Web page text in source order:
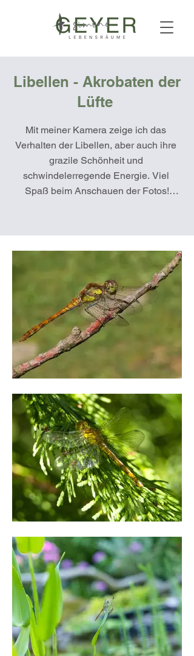
Libellen - Akrobaten der
Lüfte
Mit meiner Kamera zeige ich das
Verhalten der Libellen, aber auch ihre
grazile Schönheit und
schwindelerregende Energie. Viel
Spaß beim Anschauen der Fotos!
Überlebenskünstler und faszinierende
Jäger. Mit unglaublicher Wendigkeit
fliegen sie über Wasserflächen, halten
in der Luft inne und bezaubern mit
metallischem Glanz.
Verschiedenste Kleinlibellen und
Großlibellen freuten sich über mein
Paarung, Eiablage und Schlupf.
Von der Frühen Adonislibelle, der
Großen Pechlibelle und der Große
Heidelibelle konnte ich bereits einen
kompletten Lebenszyklus am
Gartenteich dokumentieren.